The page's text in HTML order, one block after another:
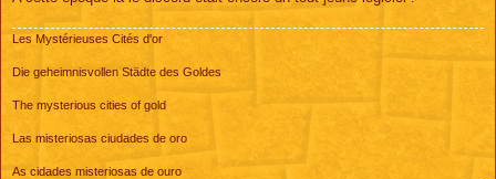
Les Mystérieuses Cités d'or
Die geheimnisvollen Städte des Goldes
The mysterious cities of gold
Las misteriosas ciudades de oro
As cidades misteriosas de ouro